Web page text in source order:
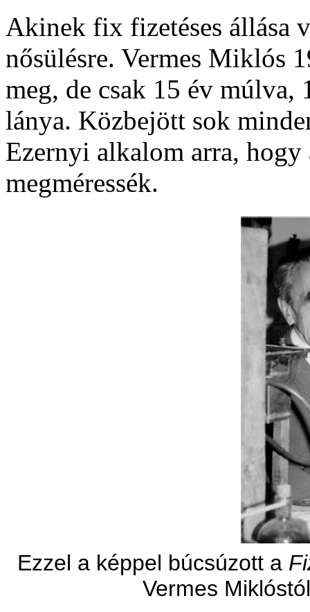
Akinek fix fizetéses állása
nősülésre. Vermes Miklós
meg, de csak 15 év
lánya. Közbejött sok
Ezernyi alkalom arra, hogy
megméressék.
Ezzel a képpel búcsúzott a
Vermes